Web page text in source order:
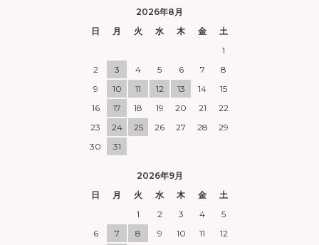
2026年8月
日
月 火 水 木 金
土
1
2
3 4 5 6 7
8
9
10 11 12 13 14
15
16
17 18 19 20 21
22
23
24 25 26 27 28
29
30
31
2026年9月
日
月 火 水 木 金
土
1
2 3 4
5
6
7 8 9 10 11
12